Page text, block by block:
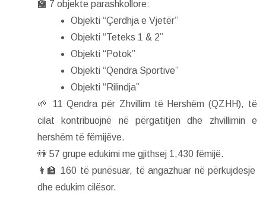
🏫 7 objekte parashkollore:
Objekti “Çerdhja e Vjetër”
Objekti “Teteks 1 & 2”
Objekti “Potok”
Objekti “Qendra Sportive”
Objekti “Rilindja”
🌱 11 Qendra për Zhvillim të Hershëm (QZHH), të
cilat kontribuojnë në përgatitjen dhe zhvillimin e
hershëm të fëmijëve.
👫 57 grupe edukimi me gjithsej 1,430 fëmijë.
👩‍🏫 160 të punësuar, të angazhuar në përkujdesje
dhe edukim cilësor.